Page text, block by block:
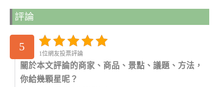
評論
5
1位網友投票評論
關於本文評論的商家、商品、景點、議題、方法，
你給幾顆星呢？